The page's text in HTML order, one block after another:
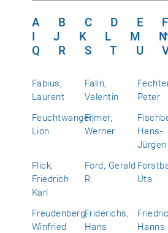
A B C D E F
I
J K L M N
Q
R S T U
Fabius,
Laurent
Falin,
Valentin
Peter
Feuchtwanger,
Lion
Filmer,
Werner
Hans-
Jürgen
Flick,
Friedrich
Karl
Ford, Gerald
R.
Uta
Freudenberg,
Winfried
Friderichs,
Hans
Hanns